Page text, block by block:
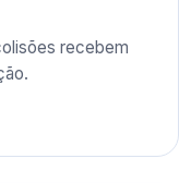
recebem